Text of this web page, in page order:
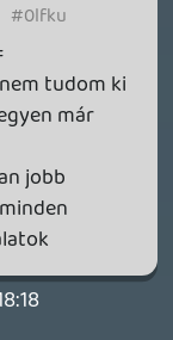
értem és elfogadom!